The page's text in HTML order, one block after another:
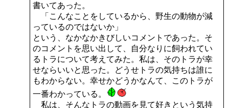
書いてあった。
「こんなことをしているから、野生の動物が減
っているのではないか」
という、なかなかきびしいコメントであった。そ
のコメントを思い出して、自分なりに飼われてい
るトラについて考えてみた。私は、そのトラが幸
せならいいと思った。どうせトラの気持ちは誰に
もわからない。幸せかどうかなんて、このトラが
一番わかっている。
私は、そんなトラの動画を見て好きという気持